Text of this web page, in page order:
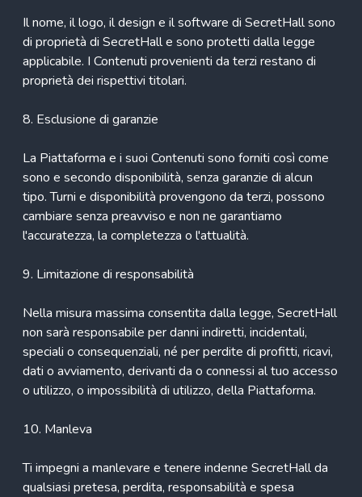
Il nome, il logo, il design e il software di SecretHall sono
di proprietà di SecretHall e sono protetti dalla legge
applicabile. I Contenuti provenienti da terzi restano di
proprietà dei rispettivi titolari.
8. Esclusione di garanzie
La Piattaforma e i suoi Contenuti sono forniti così come
sono e secondo disponibilità, senza garanzie di alcun
tipo. Turni e disponibilità provengono da terzi, possono
cambiare senza preavviso e non ne garantiamo
l'accuratezza, la completezza o l'attualità.
9. Limitazione di responsabilità
Nella misura massima consentita dalla legge, SecretHall
non sarà responsabile per danni indiretti, incidentali,
speciali o consequenziali, né per perdite di profitti, ricavi,
dati o avviamento, derivanti da o connessi al tuo accesso
o utilizzo, o impossibilità di utilizzo, della Piattaforma.
10. Manleva
Ti impegni a manlevare e tenere indenne SecretHall da
qualsiasi pretesa, perdita, responsabilità e spesa